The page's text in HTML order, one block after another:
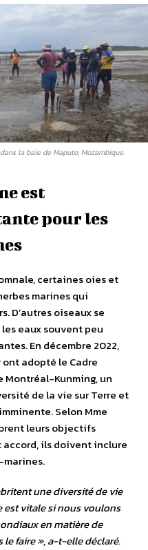
la baie de Maputo, Mozambique.
est
pour les
certaines oies et
marines qui
D’autres oiseaux se
eaux souvent peu
En décembre 2022,
adopté le Cadre
Kunming, un
de la vie sur Terre et
Selon Mme
leurs objectifs
ils doivent inclure
une diversité de vie
est vitale si nous voulons
en matière de
le faire», a-t-elle déclaré.